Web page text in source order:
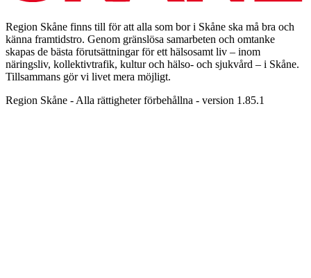
Region Skåne finns till för att alla som bor i Skåne ska må bra och
känna framtidstro. Genom gränslösa samarbeten och omtanke
skapas de bästa förutsättningar för ett hälsosamt liv – inom
näringsliv, kollektivtrafik, kultur och hälso- och sjukvård – i Skåne.
Tillsammans gör vi livet mera möjligt.
Region Skåne - Alla rättigheter förbehållna - version 1.85.1